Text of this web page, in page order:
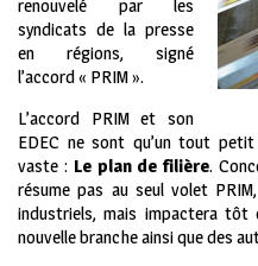
renouvelé par les
syndicats de la presse
en régions, signé
l’accord « PRIM ».
L’accord PRIM et son
EDEC ne sont qu’un tout petit
vaste : Le plan de filière.
résume pas au seul volet
industriels, mais impactera
nouvelle branche ainsi que des